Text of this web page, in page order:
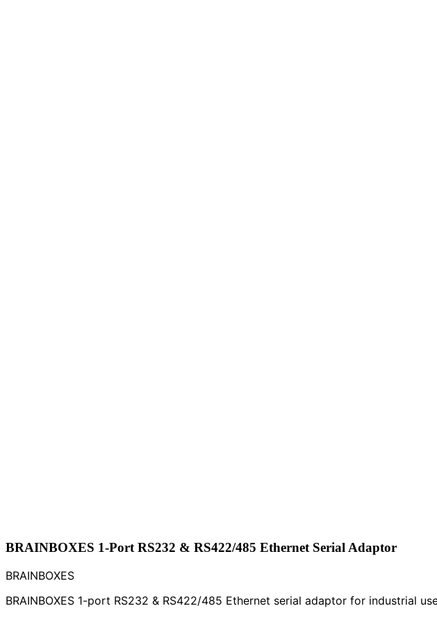
BRAINBOXES 1-Port RS232 & RS422/485 Ethernet Serial Adaptor
BRAINBOXES
BRAINBOXES 1-port RS232 & RS422/485 Ethernet serial adaptor for industrial